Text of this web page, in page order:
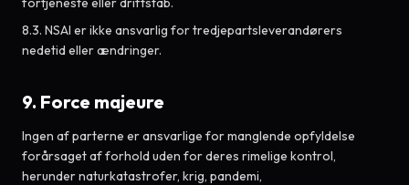
8.3. NSAI er ikke ansvarlig for tredjepartsleverandørers
nedetid eller ændringer.
9. Force majeure
Ingen af parterne er ansvarlige for manglende opfyldelse
forårsaget af forhold uden for deres rimelige kontrol,
herunder naturkatastrofer, krig, pandemi,